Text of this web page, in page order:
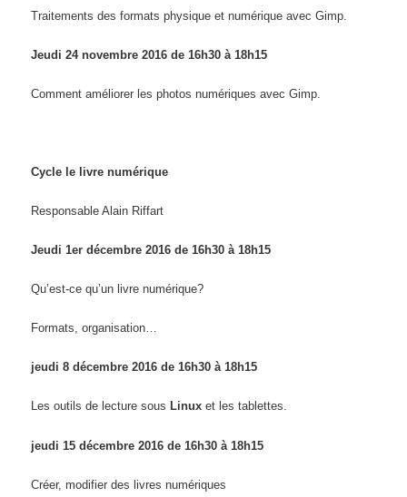
Traitements des formats physique et numérique avec Gimp.
Jeudi 24 novembre 2016 de16h30 à18h15
Comment améliorer les photos numériques avec Gimp.
Cycle le livre numérique
Responsable Alain Riffart
Jeudi 1er décembre 2016 de 16h30 à 18h15
Qu’est-ce qu’un livre numérique?
Formats, organisation…
jeudi 8 décembre 2016 de16h30 à18h15
Les outils de lecture sous Linux et les tablettes.
jeudi 15 décembre 2016 de 16h30 à 18h15
Créer, modifier des livres numériques